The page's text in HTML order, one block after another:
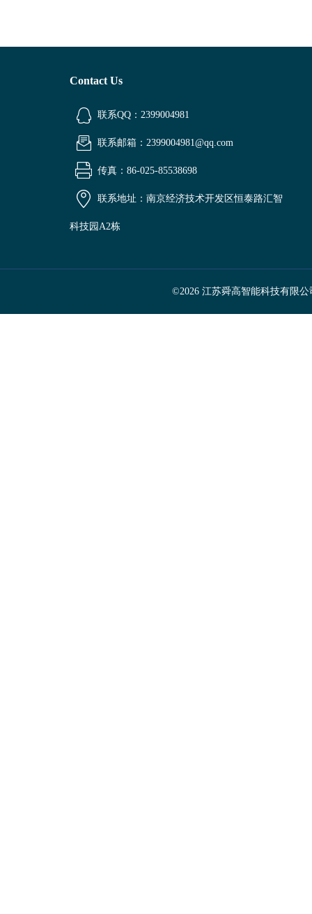
Contact Us
联系QQ：2399004981
联系邮箱：2399004981@qq.com
传真：86-025-85538698
联系地址：南京经济技术开发区恒泰路汇智
科技园A2栋
©2026 江苏舜高智能科技有限